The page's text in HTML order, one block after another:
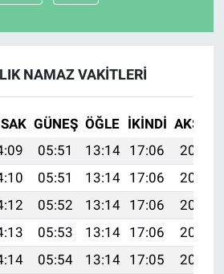
NAMAZ VAKITLERI
GÜNEŞ ÖĞLE İKINDI AKŞAM
05:51 13:14 17:06
20:27
05:51 13:14 17:06
20:26
05:52 13:14 17:06
20:26
05:53 13:14 17:06
20:25
05:54 13:14 17:05
20:24